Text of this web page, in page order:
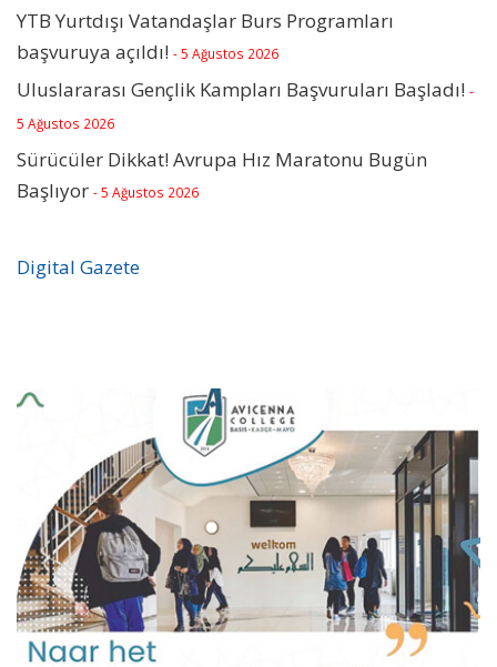
YTB Yurtdışı Vatandaşlar Burs Programları
başvuruya açıldı! - 5 Ağustos 2026
Uluslararası Gençlik Kampları Başvuruları Başladı! -
5 Ağustos 2026
Sürücüler Dikkat! Avrupa Hız Maratonu Bugün
Başlıyor - 5 Ağustos 2026
Digital Gazete